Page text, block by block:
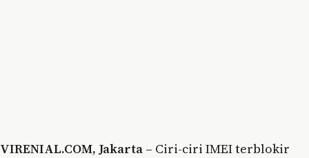
VIRENIAL.COM, Jakarta – Ciri-ciri IMEI terblokir